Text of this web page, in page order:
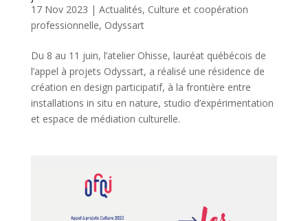
17 Nov 2023 | Actualités, Culture et coopération
professionnelle, Odyssart
Du 8 au 11 juin, l’atelier Ohisse, lauréat québécois de
l’appel à projets Odyssart, a réalisé une résidence de
création en design participatif, à la frontière entre
installations in situ en nature, studio d’expérimentation
et espace de médiation culturelle.